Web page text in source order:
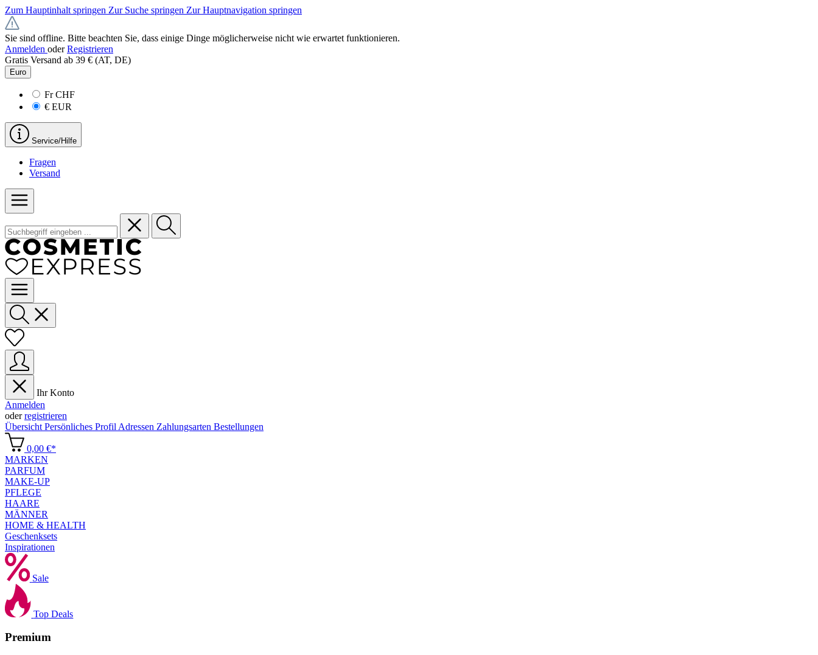
Zum Hauptinhalt springen Zur Suche springen Zur Hauptnavigation springen
Sie sind offline. Bitte beachten Sie, dass einige Dinge möglicherweise nicht wie erwartet funktionieren.
Anmelden oder Registrieren
Gratis Versand ab 39 € (AT, DE)
Euro
FrCHF
€ EUR
Service/Hilfe
Fragen
Versand
Ihr Konto
Anmelden
oderregistrieren
Übersicht Persönliches Profil Adressen Zahlungsarten Bestellungen
0,00 €*
MARKEN
PARFUM
MAKE-UP
PFLEGE
HAARE
MÄNNER
HOME & HEALTH
Geschenksets
Inspirationen
Sale
Top Deals
Premium